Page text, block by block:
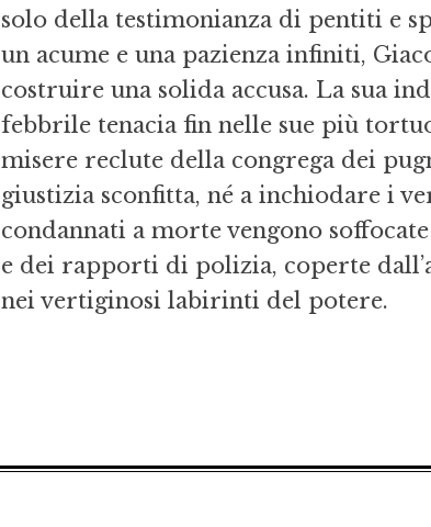
solo della testimonianza di pentiti e
un acume e una pazienza infiniti,
costruire una solida accusa. La sua
febbrile tenacia fin nelle sue più
misere reclute della congrega dei
giustizia sconfitta, né a inchiodare i
condannati a morte vengono
e dei rapporti di polizia, coperte
nei vertiginosi labirinti del potere.